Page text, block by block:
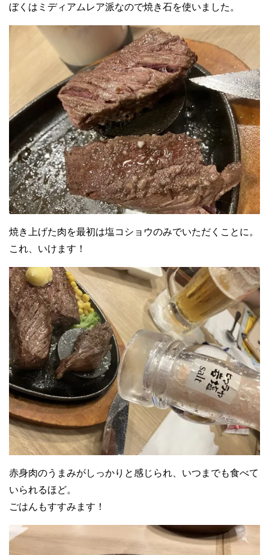
ぼくはミディアムレア派なので焼き石を使いました。
焼き上げた肉を最初は塩コショウのみでいただくことに。
これ、いけます！
赤身肉のうまみがしっかりと感じられ、いつまでも食べて
いられるほど。
ごはんもすすみます！